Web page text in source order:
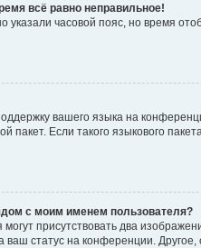
всё равно неправильное!
указали часовой пояс, но время
вашего языка на
пакет. Если такого языкового
с моим именем пользователя?
присутствовать два
статус на конференции.